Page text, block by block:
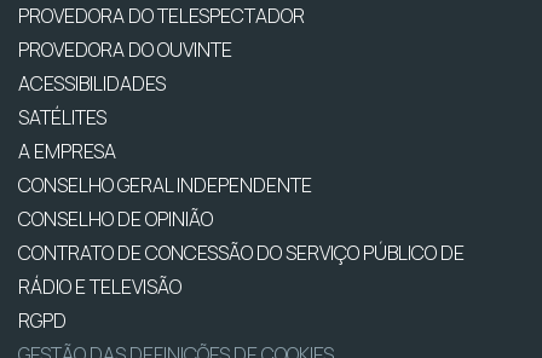
PROVEDORA DO TELESPECTADOR
PROVEDORA DO OUVINTE
ACESSIBILIDADES
SATÉLITES
A EMPRESA
CONSELHO GERAL INDEPENDENTE
CONSELHO DE OPINIÃO
CONTRATO DE CONCESSÃO DO SERVIÇO PÚBLICO DE
RÁDIO E TELEVISÃO
RGPD